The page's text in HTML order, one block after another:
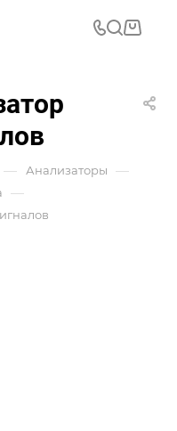
— Анализаторы —
—